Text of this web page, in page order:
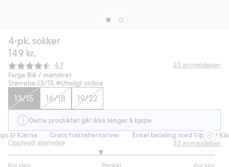
4-pk. sokker
149 kr.
Gjennomsnittskarakter:
4.7 33 anmeldelser
Farge:Blå / mønstret
Størrelse:13/15 Utsolgt online
13/15 16/18 19/22
Dette produktet går ikke lenger å kjøpe
& Klarna
Gratis fraktalternativer Enkel betaling med Vipps &
Opplevd størrelse
For liten Perfekt For stor
33 anmeldelser